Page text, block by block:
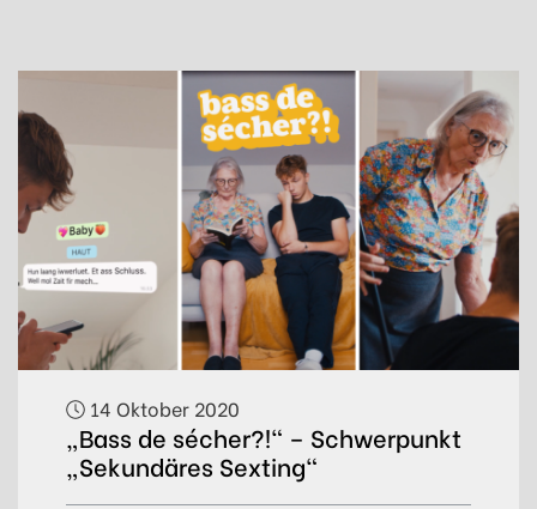
14 Oktober 2020
„Bass de sécher?!“ – Schwerpunkt
„Sekundäres Sexting“